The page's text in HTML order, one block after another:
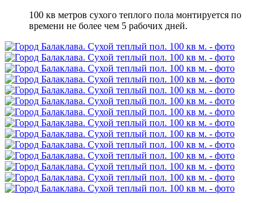
100 кв метров сухого теплого пола монтируется по
времени не более чем 5 рабочих дней.